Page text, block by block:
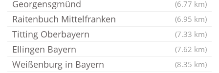
Georgensgmünd (6.77 km)
Raitenbuch Mittelfranken (6.95 km)
Titting Oberbayern (7.33 km)
Ellingen Bayern (7.62 km)
Weißenburg in Bayern (8.35 km)